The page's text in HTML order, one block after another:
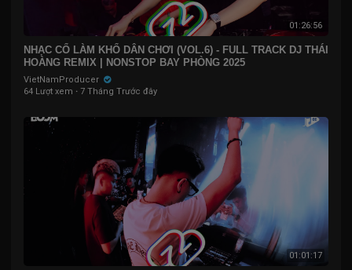
01:26:56
NHẠC CỔ LÀM KHỔ DÂN CHƠI (VOL.6) - FULL TRACK DJ THÁI
HOÀNG REMIX | NONSTOP BAY PHÒNG 2025
VietNamProducer
64 Lượt xem · 7 Tháng Trước đây
01:01:17